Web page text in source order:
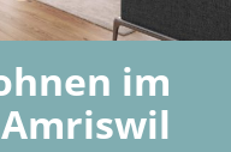
im